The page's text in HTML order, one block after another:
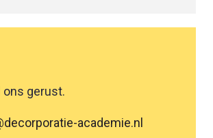
ons gerust.
academie.nl